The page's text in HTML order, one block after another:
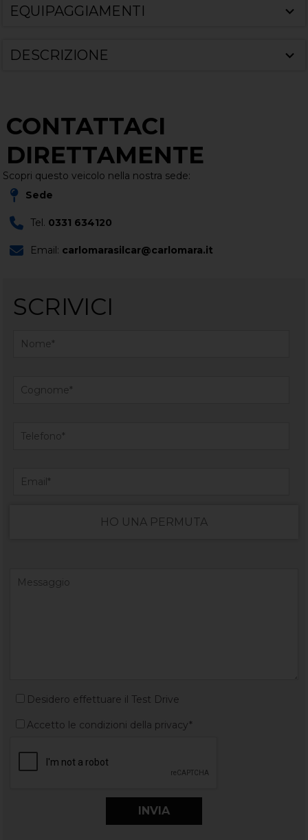
EQUIPAGGIAMENTI
DESCRIZIONE
CONTATTACI
DIRETTAMENTE
Scopri questo veicolo nella nostra sede:
Sede
Tel. 0331 634120
Email: carlomarasilcar@carlomara.it
SCRIVICI
HO UNA PERMUTA
Desidero effettuare il Test Drive
Accetto le condizioni della privacy*